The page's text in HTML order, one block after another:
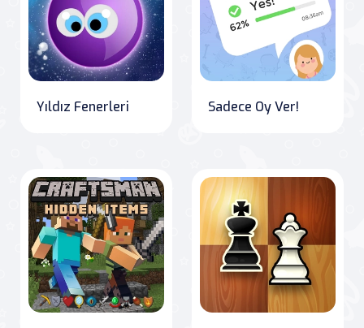
Yıldız Fenerleri Sadece Oy Ver!